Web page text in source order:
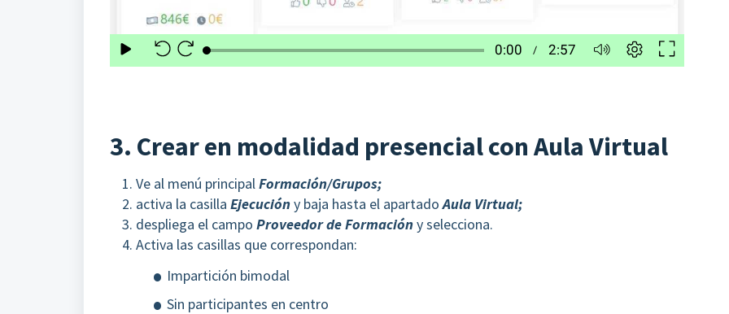
3. Crear en modalidad presencial con Aula Virtual
Ve al menú principalFormación/Grupos;
activa la casilla Ejecucióny baja hasta el apartadoAula Virtual;
despliega el campo Proveedor de Formacióny selecciona.
Activa las casillas que correspondan:
Impartición bimodal
Sin participantes en centro